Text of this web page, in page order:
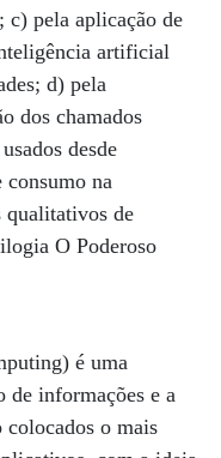
c) pela aplicação de
artificial
d) pela
dos chamados
desde
consumo na
qualitativos de
O Poderoso
é uma
de informações e a
colocados o mais